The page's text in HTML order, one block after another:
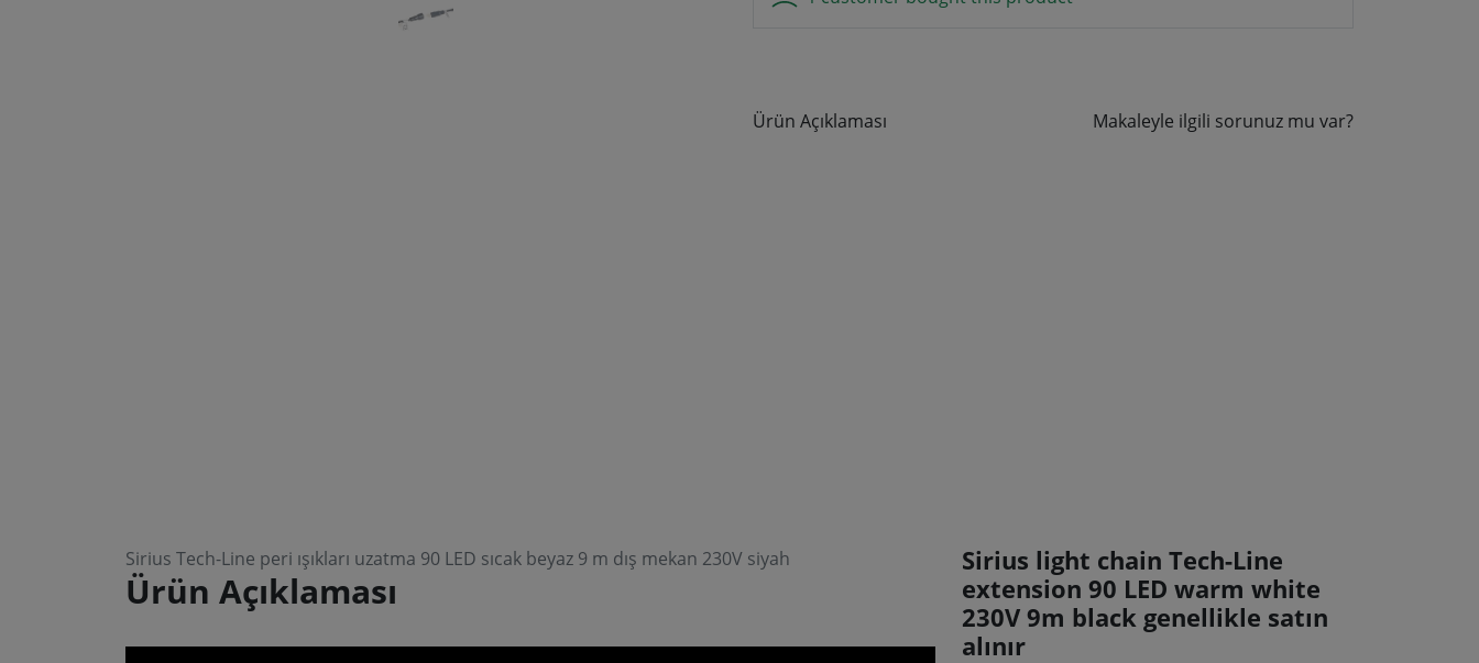
Ürün Açıklaması Makaleyle ilgili sorunuz mu var?
Sirius Tech-Line peri ışıkları uzatma 90 LED sıcak beyaz 9 m dış mekan 230V siyah
Ürün Açıklaması
Sirius light chain Tech-Line
extension 90 LED warm white
230V 9m black genellikle satın
alınır